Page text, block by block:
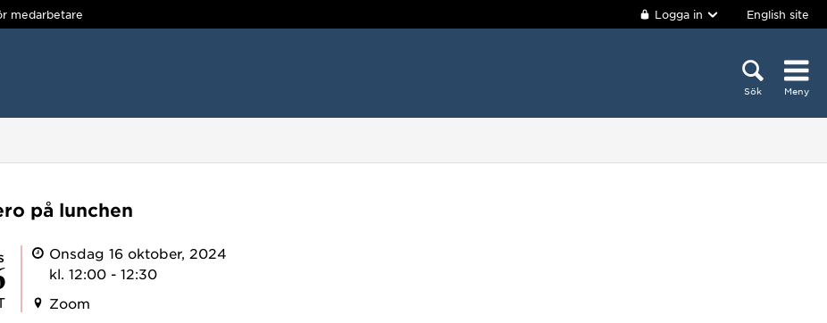
medarbetare Logga in English site
Sök Meny
på lunchen
Onsdag 16 oktober, 2024
kl. 12:00 - 12:30
Zoom